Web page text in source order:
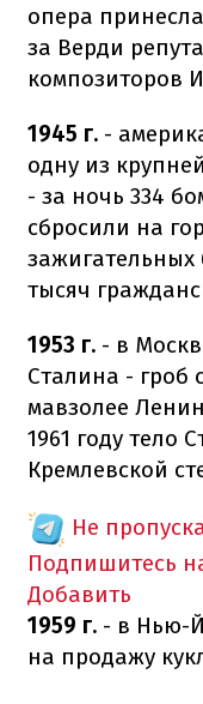
опера
за Верди
композиторов
1945 г. -
одну из
- за ночь 334
сбросили на
зажигательных
тысяч
1953 г. - в
Сталина - гроб
мавзолее
1961 году тело
Кремлевской
Не
Подпишитесь
Добавить
1959 г. - в Нью-
на продажу